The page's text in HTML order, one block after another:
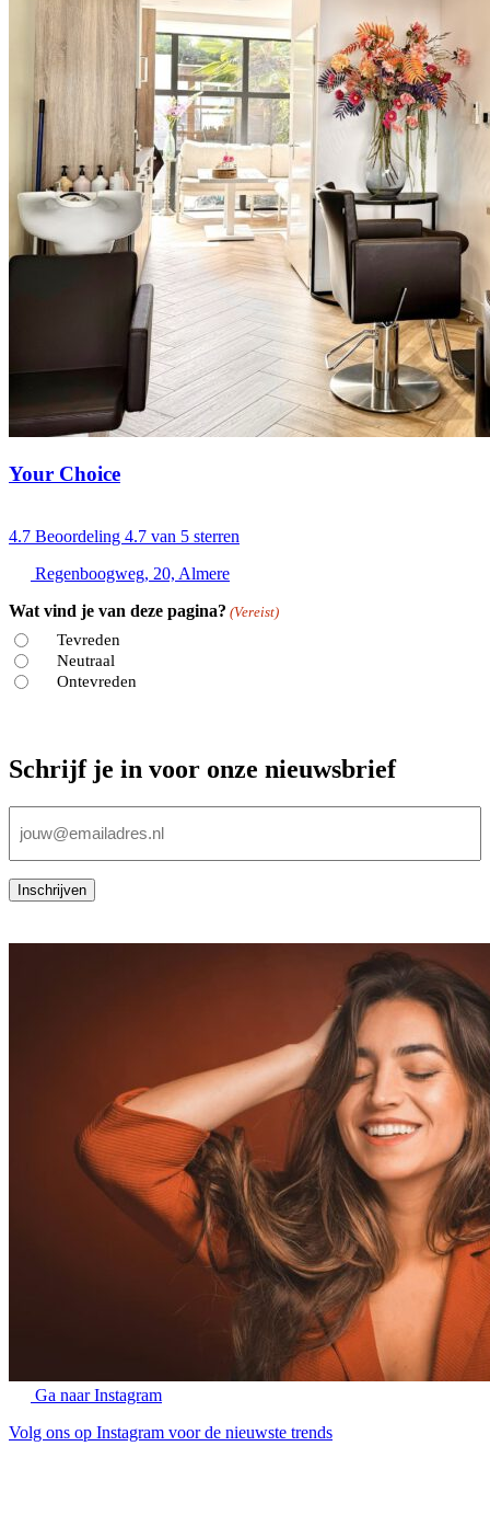
Your Choice
4.7 Beoordeling 4.7 van 5 sterren
Regenboogweg, 20, Almere
Wat vind je van deze pagina? (Vereist)
Tevreden
Neutraal
Ontevreden
Schrijf je in voor onze nieuwsbrief
mailadres
Inschrijven
Ga naar Instagram
Volg ons op Instagram voor de nieuwste trends